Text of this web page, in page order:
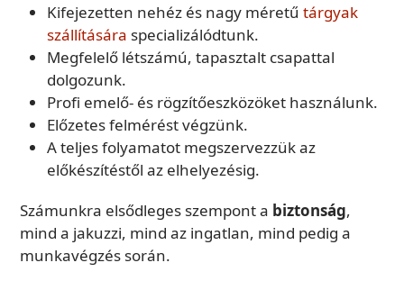
Kifejezetten nehéz és nagy méretűtárgyak
szállítására specializálódtunk.
Megfelelő létszámú, tapasztalt csapattal
dolgozunk.
Profi emelő- és rögzítőeszközöket használunk.
Előzetes felmérést végzünk.
A teljes folyamatot megszervezzük az
előkészítéstől az elhelyezésig.
Számunkra elsődleges szempont a biztonság,
mind a jakuzzi, mind az ingatlan, mind pedig a
munkavégzés során.